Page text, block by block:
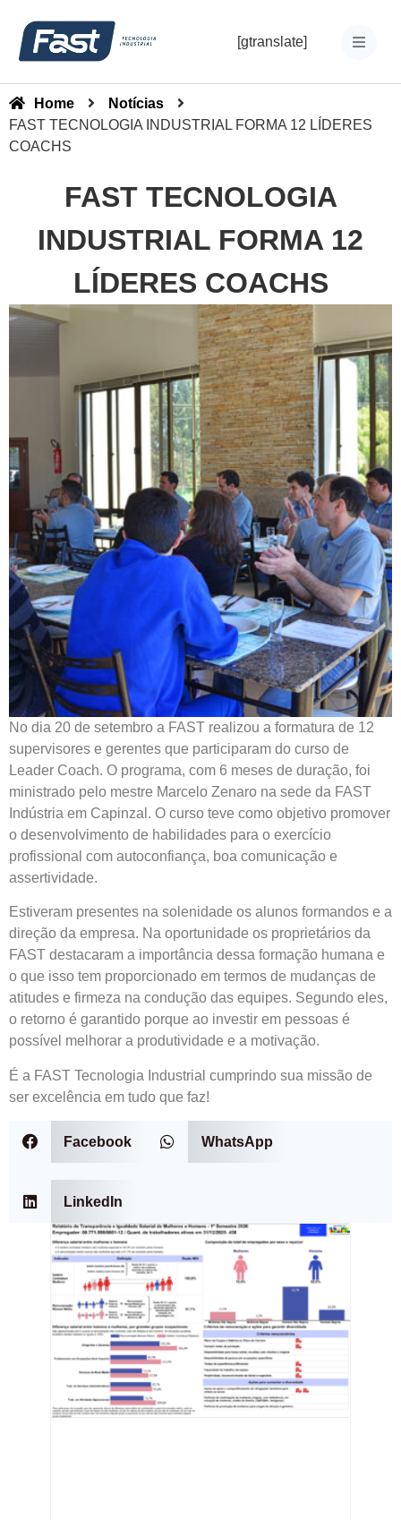
[gtranslate]
Home
Notícias
FAST TECNOLOGIA INDUSTRIAL FORMA 12 LÍDERES
COACHS
FAST TECNOLOGIA
INDUSTRIAL FORMA 12
LÍDERES COACHS
No dia 20 de setembro a FAST realizou a formatura de 12
supervisores e gerentes que participaram do curso de
Leader Coach. O programa, com 6 meses de duração, foi
ministrado pelo mestre Marcelo Zenaro na sede da FAST
Indústria em Capinzal. O curso teve como objetivo promover
o desenvolvimento de habilidades para o exercício
profissional com autoconfiança, boa comunicação e
assertividade.
Estiveram presentes na solenidade os alunos formandos e a
direção da empresa. Na oportunidade os proprietários da
FAST destacaram a importância dessa formação humana e
o que isso tem proporcionado em termos de mudanças de
atitudes e firmeza na condução das equipes. Segundo eles,
o retorno é garantido porque ao investir em pessoas é
possível melhorar a produtividade e a motivação.
É a FAST Tecnologia Industrial cumprindo sua missão de
ser excelência em tudo que faz!
Facebook WhatsApp
LinkedIn